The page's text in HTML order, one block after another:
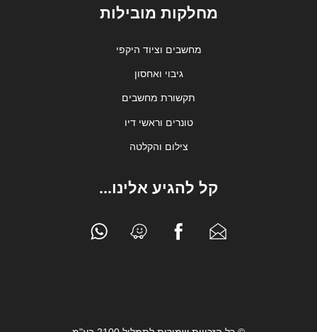
מחלקות מובילות
מחשבים וציוד היקפי
גיבוי ואחסון
תקשורת מחשבים
טונרים וראשי דיו
צילום והקלטה
קל להגיע אלינו...